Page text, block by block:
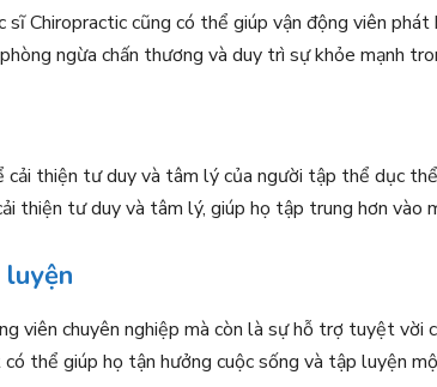
Chiropractic cũng có thể giúp vận động viên phát
ngừa chấn thương và duy trì sự khỏe mạnh
cải thiện tư duy và tâm lý của người tập thể dục
thiện tư duy và tâm lý, giúp họ tập trung hơn vào
luyện
viên chuyên nghiệp mà còn là sự hỗ trợ tuyệt
thể giúp họ tận hưởng cuộc sống và tập luyện